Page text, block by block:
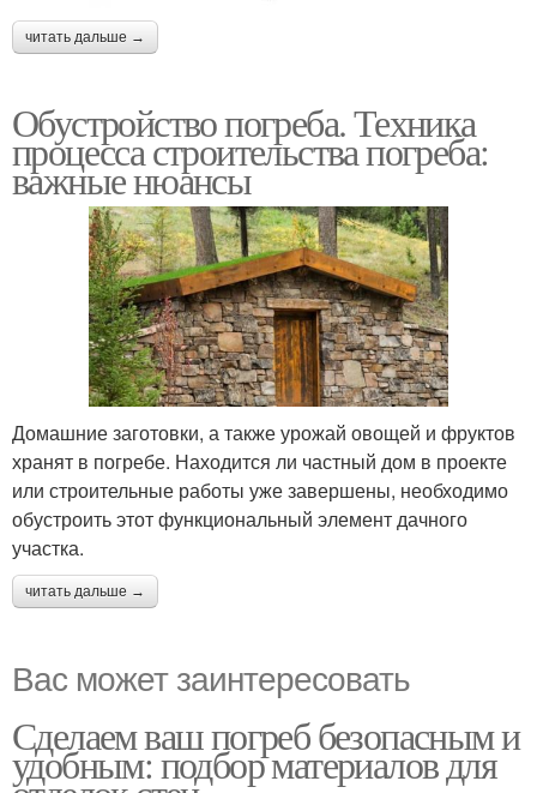
читать дальше →
Обустройство погреба. Техника
процесса строительства погреба:
важные нюансы
Домашние заготовки, а также урожай овощей и фруктов
хранят в погребе. Находится ли частный дом в проекте
или строительные работы уже завершены, необходимо
обустроить этот функциональный элемент дачного
участка.
читать дальше →
Вас может заинтересовать
Сделаем ваш погреб безопасным и
удобным: подбор материалов для